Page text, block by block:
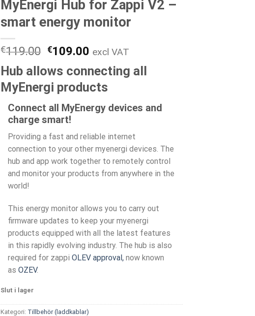
MyEnergi Hub for Zappi V2 –
smart energy monitor
€119.00 Det
ursprungliga
priset
var:
€119.00.
€109.00 Det
nuvarande
priset
är:
excl VAT
Hub allows connecting all
MyEnergi products
Connect all MyEnergy devices and
charge smart!
Providing a fast and reliable internet
connection to your other myenergi devices. The
hub and app work together to remotely control
and monitor your products from anywhere in the
world!
This energy monitor allows you to carry out
firmware updates to keep your myenergi
products equipped with all the latest features
in this rapidly evolving industry. The hub is also
required for zappiOLEV approval,now known
asOZEV.
Slut i lager
Kategori: Tillbehör (laddkablar)